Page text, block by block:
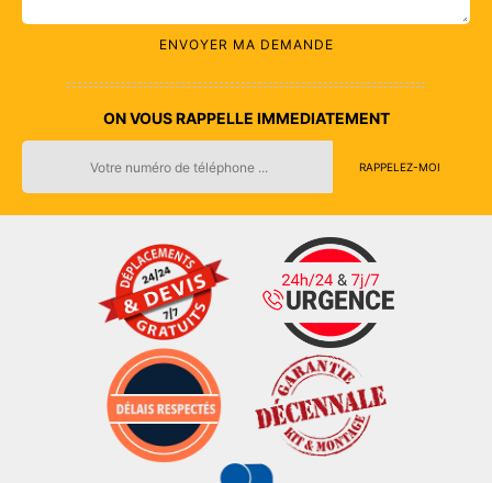
ON VOUS RAPPELLE IMMEDIATEMENT